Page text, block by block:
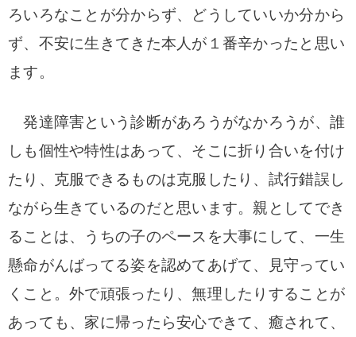
ろいろなことが分からず、どうしていいか分から
ず、 不安に生きてきた本人が１番辛かったと思い
ます。
発達障害という診断があろうがなかろうが、 誰
しも個性や特性はあって、そこに折り合いを付け
たり、 克服できるものは克服したり、試行錯誤し
ながら生きているのだと思います。 親としてでき
ることは、
うちの子のペースを大事にして、 一生
懸命がんばってる姿を認めてあげて、
見守ってい
くこと。外で頑張ったり、無理したりすることが
あっても、 家に帰ったら安心できて、癒されて、